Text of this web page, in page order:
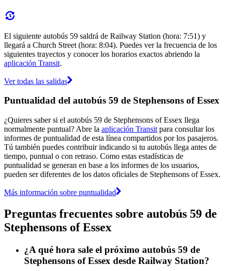
El siguiente autobús 59 saldrá de Railway Station (hora: 7:51) y
llegará a Church Street (hora: 8:04). Puedes ver la frecuencia de los
siguientes trayectos y conocer los horarios exactos abriendo la
aplicación Transit.
Ver todas las salidas
Puntualidad del autobús 59 de Stephensons of Essex
¿Quieres saber si el autobús 59 de Stephensons of Essex llega
normalmente puntual? Abre la aplicación Transit para consultar los
informes de puntualidad de esta línea compartidos por los pasajeros.
Tú también puedes contribuir indicando si tu autobús llega antes de
tiempo, puntual o con retraso. Como estas estadísticas de
puntualidad se generan en base a los informes de los usuarios,
pueden ser diferentes de los datos oficiales de Stephensons of Essex.
Más información sobre puntualidad
Preguntas frecuentes sobre autobús 59 de
Stephensons of Essex
¿A qué hora sale el próximo autobús 59 de
Stephensons of Essex desde Railway Station?